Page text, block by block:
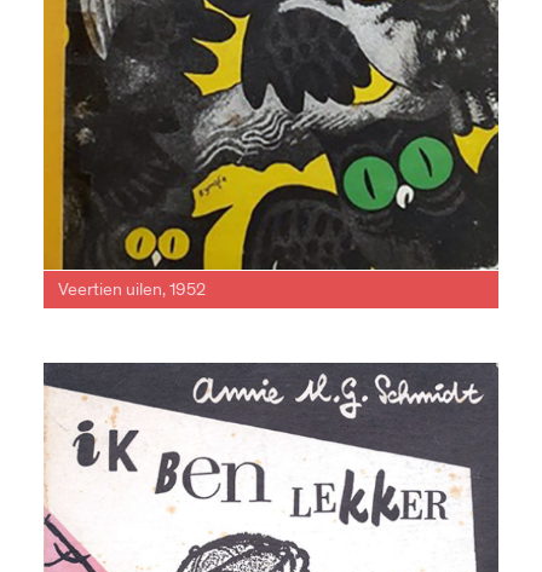
Veertien uilen, 1952